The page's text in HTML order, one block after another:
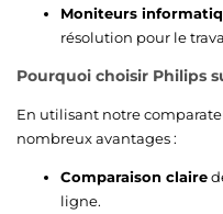
Moniteurs
résolution pour le
Pourquoi choisir Philips
En utilisant notre
nombreux avantages :
Comparaison claire
ligne.